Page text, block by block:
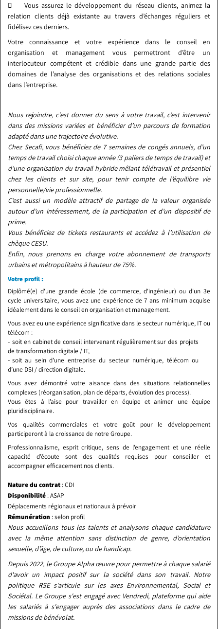
 Vous assurez le développement du réseau clients, animez la
relation clients déjà existante au travers d’échanges réguliers et
fidélisez ces derniers.
Votre connaissance et votre expérience dans le conseil en
organisation et management vous permettront d’être un
interlocuteur compétent et crédible dans une grande partie des
domaines de l’analyse des organisations et des relations sociales
dans l’entreprise.
Nous rejoindre, c'est donner du sens à votre travail, c’est intervenir
dans des missions variées et bénéficier d’un parcours de formation
adapté dans une trajectoire évolutive.
Chez Secafi, vous bénéficiez de 7 semaines de congés annuels, d’un
temps de travail choisi chaque année (3 paliers de temps de travail) et
d’une organisation du travail hybride mêlant télétravail et présentiel
chez les clients et sur site, pour tenir compte de l’équilibre vie
personnelle/vie professionnelle.
C’est aussi un modèle attractif de partage de la valeur organisée
autour d’un intéressement, de la participation et d’un dispositif de
prime.
Vous bénéficiez de tickets restaurants et accédez à l’utilisation de
chèque CESU.
Enfin, nous prenons en charge votre abonnement de transports
urbains et métropolitains à hauteur de 75%.
Votre profil :
Diplômé(e) d'une grande école (de commerce, d'ingénieur) ou d'un 3e
cycle universitaire, vous avez une expérience de 7 ans minimum acquise
idéalement dans le conseil en organisation et management.
Vous avez eu une expérience significative dans le secteur numérique, IT ou
télécom :
soit en cabinet de conseil intervenant régulièrement sur des projets
de transformation digitale / IT,
soit au sein d’une entreprise du secteur numérique, télécom ou
d’une DSI / direction digitale.
Vous avez démontré votre aisance dans des situations relationnelles
complexes (réorganisation, plan de départs, évolution des process).
Vous êtes à l’aise pour travailler en équipe et animer une équipe
pluridisciplinaire.
Vos qualités commerciales et votre goût pour le développement
participeront à la croissance de notre Groupe.
Professionnalisme, esprit critique, sens de l’engagement et une réelle
capacité d’écoute sont des qualités requises pour conseiller et
accompagner efficacement nos clients.
Nature du contrat : CDI
Disponibilité : ASAP
Déplacements régionaux et nationaux à prévoir
Rémunération : selon profil
Nous accueillons tous les talents et analysons chaque candidature
avec la même attention sans distinction de genre, d’orientation
sexuelle, d’âge, de culture, ou de handicap.
Depuis 2022, le Groupe Alpha œuvre pour permettre à chaque salarié
d'avoir un impact positif sur la société dans son travail. Notre
politique RSE s'articule sur les axes Environnemental, Social et
Sociétal. Le Groupe s'est engagé avec Vendredi, plateforme qui aide
les salariés à s'engager auprès des associations dans le cadre de
missions de bénévolat.